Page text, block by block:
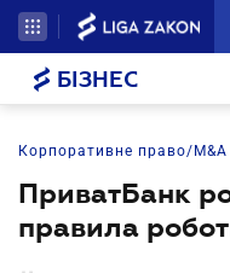
БІЗНЕС
Корпоративне право/M&A
ПриватБанк
правила